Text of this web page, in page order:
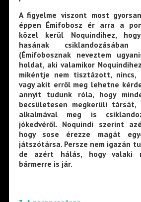
A figyelme viszont most
éppen Émifobosz ér arra a
közel kerül Noquindihez,
hasának
(Émifobosznak neveztem
holdat, aki valamikor
mikéntje nem tisztázott, nincs,
vagy akit erről meg lehetne
annyit tudunk róla, hogy
becsületesen megkerüli társát,
alkalmával meg is
jókedvéről. Noquindi szerint
hogy sose érezze magát
játszótársa. Persze nem igazán
de azért hálás, hogy valaki
bármerre is jár.